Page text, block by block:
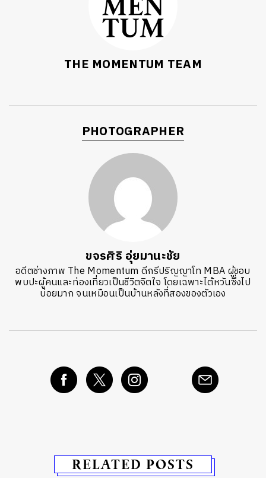
THE MOMENTUM TEAM
PHOTOGRAPHER
ขจรศิริ อุ่ยมานะชัย
อดีตช่างภาพ The Momentum ดีกรีปริญญาโท MBA ผู้ชอบ
พบปะผู้คนและท่องเที่ยวเป็นชีวิตจิตใจ โดยเฉพาะไต้หวันซึ่งไป
บ่อยมาก จนเหมือนเป็นบ้านหลังที่สองของตัวเอง
RELATED POSTS